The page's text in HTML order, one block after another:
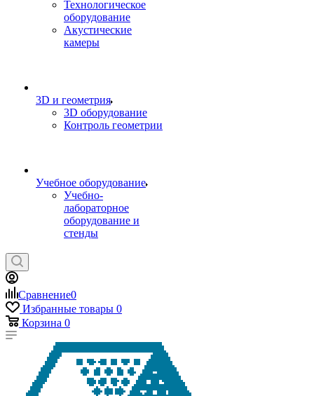
Технологическое
оборудование
Акустические
камеры
3D и геометрия
3D оборудование
Контроль геометрии
Учебное оборудование
Учебно-
лабораторное
оборудование и
стенды
Сравнение0
Избранные товары 0
Корзина 0